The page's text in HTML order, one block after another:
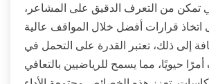
تمكن من التعرف الدقيق على المشاعر،
اتخاذ قرارات أفضل خلال المواقف عالية
إلى ذلك، تعتبر القدرة على التحمل في
حيويًا، مما يسمح للرياضيين بالتعافي